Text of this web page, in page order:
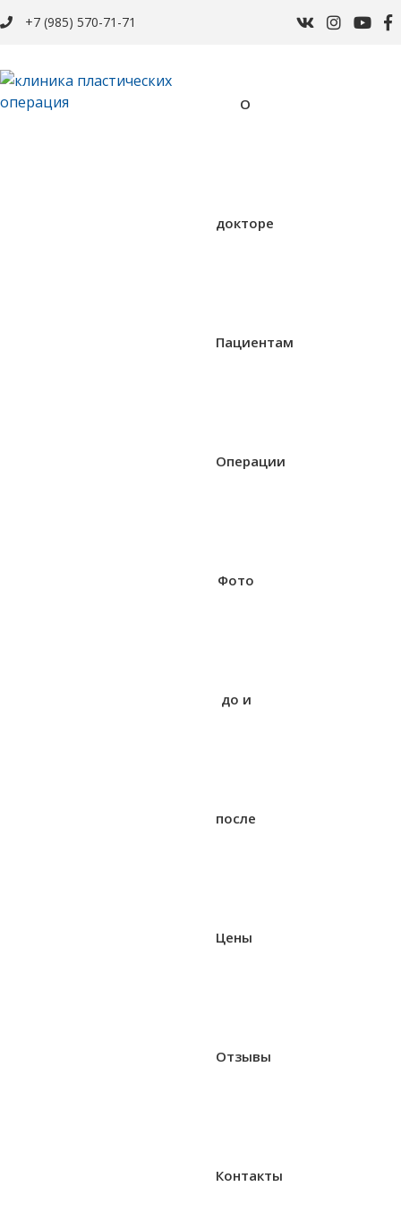
+7 (985) 570-71-71
О
докторе
Пациентам
Операции
Фото
до и
после
Цены
Отзывы
Контакты